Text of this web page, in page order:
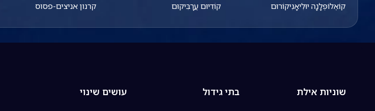
קוֹאֶלוֹפְּלָנָה יוּלִיאָנִיקוֹרוּם
קוֹדִיוּם עֲרָבִּיקוּם
קרנון אניצים-פסוס
שוניות אילת בתי גידול עושים שינוי